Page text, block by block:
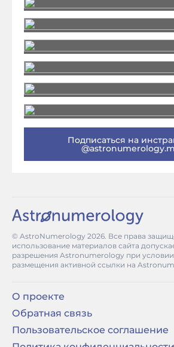
Подписаться на
© AstroNumerology 2026. Все права
использование материалов сайта
разрешения Astronumerology при условии
размещения активной ссылки на
О проекте
Обратная связь
Пользовательское соглашение